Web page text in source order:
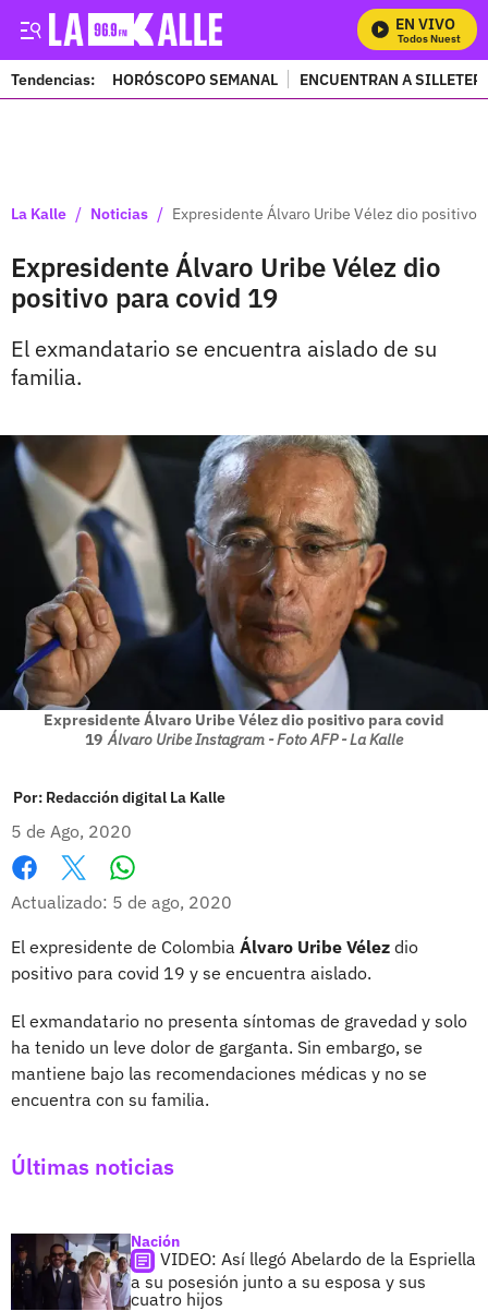
EN VIVO
Mira Todos Nuestros
Tendencias: HORÓSCOPO SEMANAL ENCUENTRAN A
La Kalle / Noticias / Expresidente Álvaro Uribe Vélez dio positivo
Expresidente Álvaro Uribe Vélez dio
positivo para covid 19
El exmandatario se encuentra aislado de su
familia.
Expresidente Álvaro Uribe Vélez dio positivo para covid
19 Álvaro Uribe Instagram - Foto AFP - La Kalle
Por: Redacción digital La Kalle
5 de Ago, 2020
Facebook
X
Actualizado: 5 de ago, 2020
El expresidente de Colombia Álvaro Uribe Vélez dio
positivo para covid 19 y se encuentra aislado.
El exmandatario no presenta síntomas de gravedad y solo
ha tenido un leve dolor de garganta. Sin embargo, se
mantiene bajo las recomendaciones médicas y no se
encuentra con su familia.
Últimas noticias
Nación
VIDEO: Así llegó Abelardo de la Espriella
a su posesión junto a su esposa y sus
cuatro hijos